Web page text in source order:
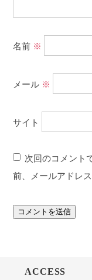
名前 ※
メール ※
サイト
次回のコメント
前、メールアドレ
ACCESS